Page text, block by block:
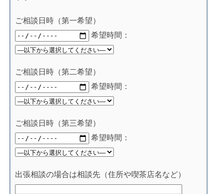
ご相談日時（第一希望）
希望時間：
ご相談日時（第二希望）
希望時間：
ご相談日時（第三希望）
希望時間：
出張相談の場合は相談先（住所や喫茶店名など）